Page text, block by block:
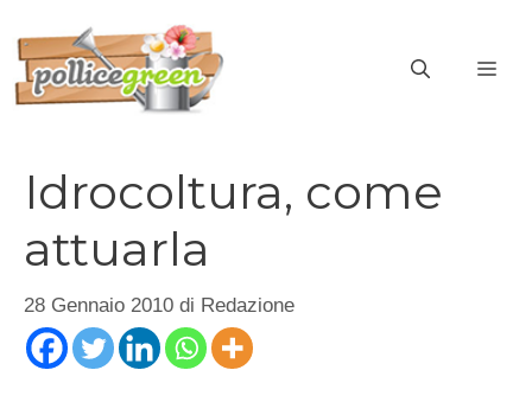
contenuto
Idrocoltura, come
attuarla
28 Gennaio 2010 di Redazione